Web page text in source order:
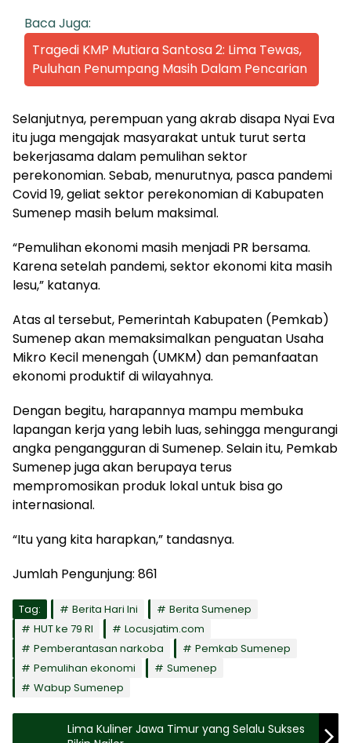
Baca Juga:
Tragedi KMP Mutiara Santosa 2: Lima Tewas,
Puluhan Penumpang Masih Dalam Pencarian
Selanjutnya, perempuan yang akrab disapa Nyai Eva
itu juga mengajak masyarakat untuk turut serta
bekerjasama dalam pemulihan sektor
perekonomian. Sebab, menurutnya, pasca pandemi
Covid 19, geliat sektor perekonomian di Kabupaten
Sumenep masih belum maksimal.
“Pemulihan ekonomi masih menjadi PR bersama.
Karena setelah pandemi, sektor ekonomi kita masih
lesu,” katanya.
Atas al tersebut, Pemerintah Kabupaten (Pemkab)
Sumenep akan memaksimalkan penguatan Usaha
Mikro Kecil menengah (UMKM) dan pemanfaatan
ekonomi produktif di wilayahnya.
Dengan begitu, harapannya mampu membuka
lapangan kerja yang lebih luas, sehingga mengurangi
angka pengangguran di Sumenep. Selain itu, Pemkab
Sumenep juga akan berupaya terus
mempromosikan produk lokal untuk bisa go
internasional.
“Itu yang kita harapkan,” tandasnya.
Jumlah Pengunjung: 861
Tag: Berita Hari Ini
Berita Sumenep
HUT ke 79 RI
Locusjatim.com
Pemberantasan narkoba
Pemkab Sumenep
Pemulihan ekonomi
Sumenep
Wabup Sumenep
Lima Kuliner Jawa Timur yang Selalu Sukses